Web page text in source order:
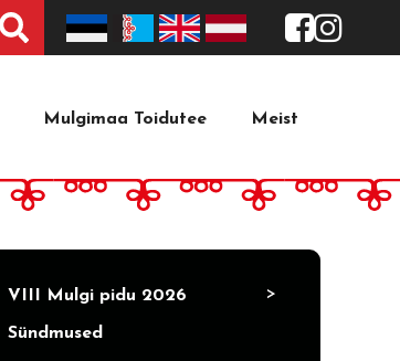
Tekstist
Mulgimaa Toidutee Meist
VIII Mulgi pidu 2026 >
Sündmused